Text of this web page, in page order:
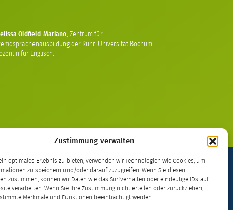
Zustimmung verwalten
optimales Erlebnis zu bieten, verwenden wir Technologien wie Cookies, um
zu speichern und/oder darauf zuzugreifen. Wenn Sie diesen
zustimmen, können wir Daten wie das Surfverhalten oder eindeutige IDs auf
verarbeiten. Wenn Sie Ihre Zustimmung nicht erteilen oder zurückziehen,
Merkmale und Funktionen beeinträchtigt werden.
Oldfield-Mariano, Zentrum für
der Ruhr-Universität Bochum.
für Englisch.
– lizenziert unter einerCreative Commons
4.0 International Lizenz.